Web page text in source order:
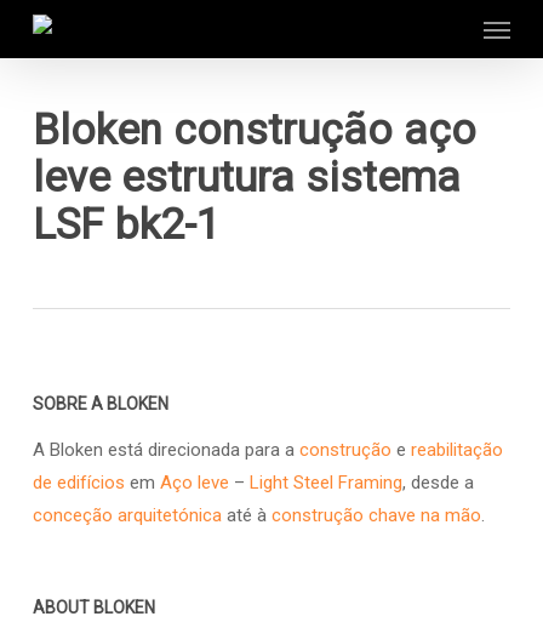
contentBloken construção aço
leve estrutura sistema
LSF bk2-1
SOBRE A BLOKEN
A Bloken está direcionada para a construção e reabilitação
de edifícios em Aço leve – Light Steel Framing, desde a
conceção arquitetónicaaté à construção chave na mão.
ABOUT BLOKEN